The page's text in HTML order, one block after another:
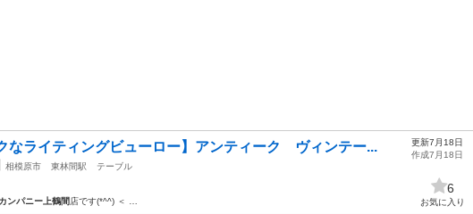
なライティングビューロー】アンティーク ヴィンテー...
相模原市 東林間駅
テーブル
ンパニー上鶴間店です(*^^) ＜ …
更新7月18日
作成7月18日
6
お気に入り